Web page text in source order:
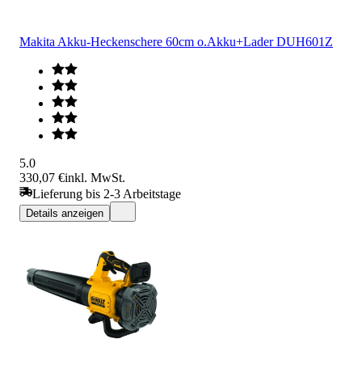
Makita Akku-Heckenschere 60cm o.Akku+Lader DUH601Z
5.0
330,07 €inkl. MwSt.
Lieferung bis 2-3 Arbeitstage
Details anzeigen